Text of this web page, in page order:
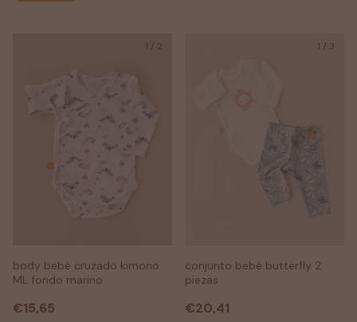
1 / 2
body bebé cruzado kimono
ML fondo marino
€15,65
1 / 3
conjunto bebé butterfly 2
piezas
€20,41